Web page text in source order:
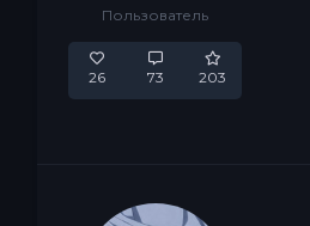
Пользователь
26 73 203